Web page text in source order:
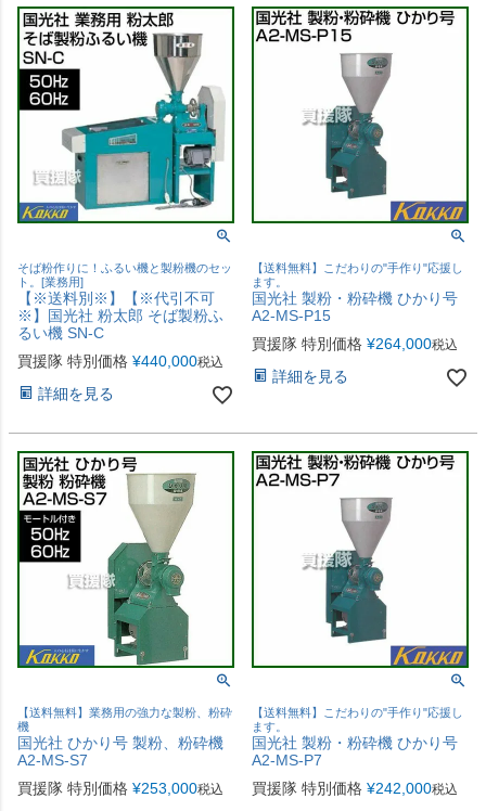
そば粉作りに！ふるい機と製粉機のセッ
ト。[業務用]
【※送料別※】【※代引不可
※】国光社 粉太郎 そば製粉ふ
るい機 SN-C
買援隊 特別価格 ¥440,000税込
詳細を見る
【送料無料】こだわりの"手作り"応援し
ます。
国光社 製粉・粉砕機 ひかり号
A2-MS-P15
買援隊 特別価格 ¥264,000税込
詳細を見る
【送料無料】業務用の強力な製粉、粉砕
機
国光社 ひかり号 製粉、粉砕機
A2-MS-S7
買援隊 特別価格 ¥253,000税込
【送料無料】こだわりの"手作り"応援し
ます。
国光社 製粉・粉砕機 ひかり号
A2-MS-P7
買援隊 特別価格 ¥242,000税込